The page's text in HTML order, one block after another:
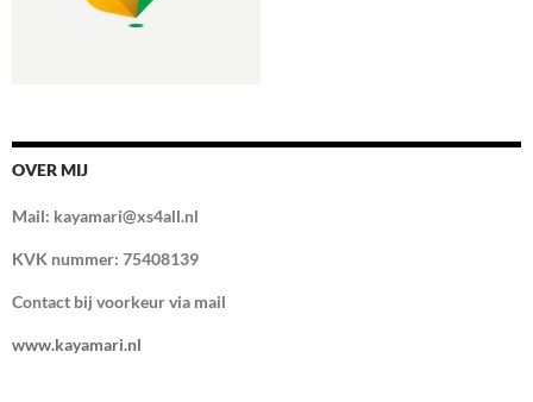
OVER MIJ
Mail: kayamari@xs4all.nl
KVK nummer: 75408139
Contact bij voorkeur via mail
www.kayamari.nl